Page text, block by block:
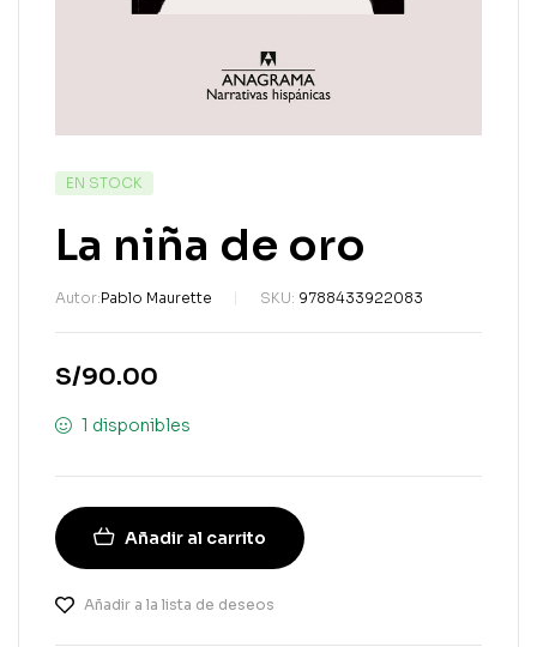
EN STOCK
La niña de oro
Autor:Pablo Maurette SKU: 9788433922083
S/90.00
1 disponibles
Añadir al carrito
Añadir a la lista de deseos